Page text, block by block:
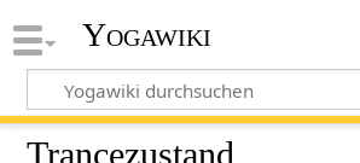
Yogawiki
Trancezustand